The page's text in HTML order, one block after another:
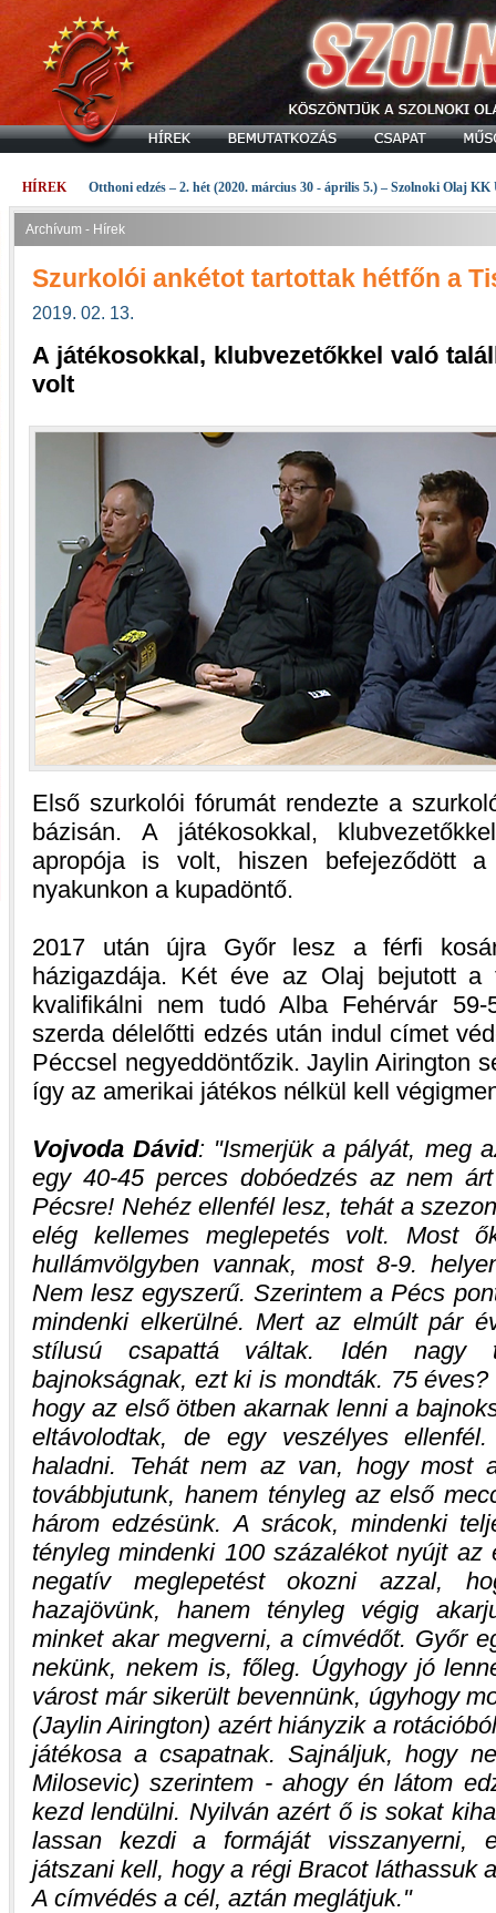
HÍREK Otthoni edzés – 2. hét (2020. március 30 - április 5.) – Szolnoki Olaj KK
Archívum - Hírek
Szurkolói ankétot tartottak hétfőn a
2019. 02. 13.
A játékosokkal, klubvezetőkkel való
volt
Első szurkolói fórumát rendezte a
bázisán. A játékosokkal,
apropója is volt, hiszen befejeződött
nyakunkon a kupadöntő.
2017 után újra Győr lesz a férfi
házigazdája. Két éve az Olaj bejutott
kvalifikálni nem tudó Alba Fehérvár
szerda délelőtti edzés után indul címet
Péccsel negyeddöntőzik. Jaylin Airington
így az amerikai játékos nélkül kell
Vojvoda Dávid:
Ismerjük a pályát, meg
egy 40-45 perces dobóedzés az nem
Pécsre! Nehéz ellenfél lesz, tehát a
elég kellemes meglepetés volt. Most
hullámvölgyben vannak, most 8-9.
Nem lesz egyszerű. Szerintem a Pécs
mindenki elkerülné. Mert az elmúlt pár
stílusú csapattá váltak. Idén nagy
bajnokságnak, ezt ki is mondták. 75
hogy az első ötben akarnak lenni a
eltávolodtak, de egy veszélyes
haladni. Tehát nem az van, hogy most
továbbjutunk, hanem tényleg az első
három edzésünk. A srácok, mindenki
tényleg mindenki 100 százalékot nyújt az
negatív meglepetést okozni azzal,
hazajövünk, hanem tényleg végig
minket akar megverni, a címvédőt. Győr
nekünk, nekem is, főleg. Úgyhogy jó
várost már sikerült bevennünk, úgyhogy
(Jaylin Airington) azért hiányzik a
játékosa a csapatnak. Sajnáljuk, hogy
Milosevic) szerintem - ahogy én látom
kezd lendülni. Nyilván azért ő is sokat
lassan kezdi a formáját visszanyerni,
játszani kell, hogy a régi Bracot láthassuk
A címvédés a cél, aztán meglátjuk.